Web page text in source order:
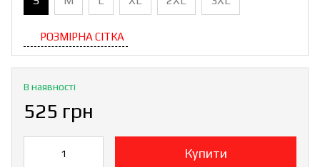
РОЗМІРНА СІТКА
В наявності
525 грн
Купити